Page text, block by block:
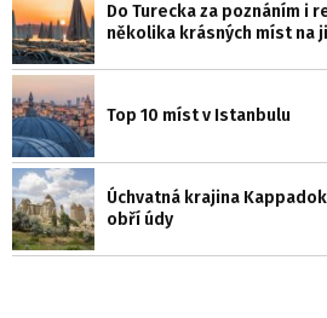
Do Turecka za poznáním i
několika krásných míst na
Top 10 míst v Istanbulu
Úchvatná krajina
obří údy